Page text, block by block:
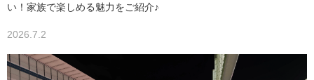
い！家族で楽しめる魅力をご紹介♪
2026.7.2